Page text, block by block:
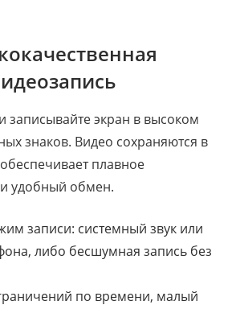
записывайте экран в высоком
знаков. Видео сохраняются в
плавное
удобный обмен.
записи: системный звук или
либо бесшумная запись без
по времени, малый